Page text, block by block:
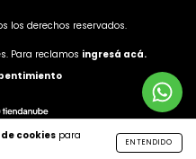
cookies para
ENTENDIDO
los derechos reservados.
Para reclamos ingresá acá.
VKD